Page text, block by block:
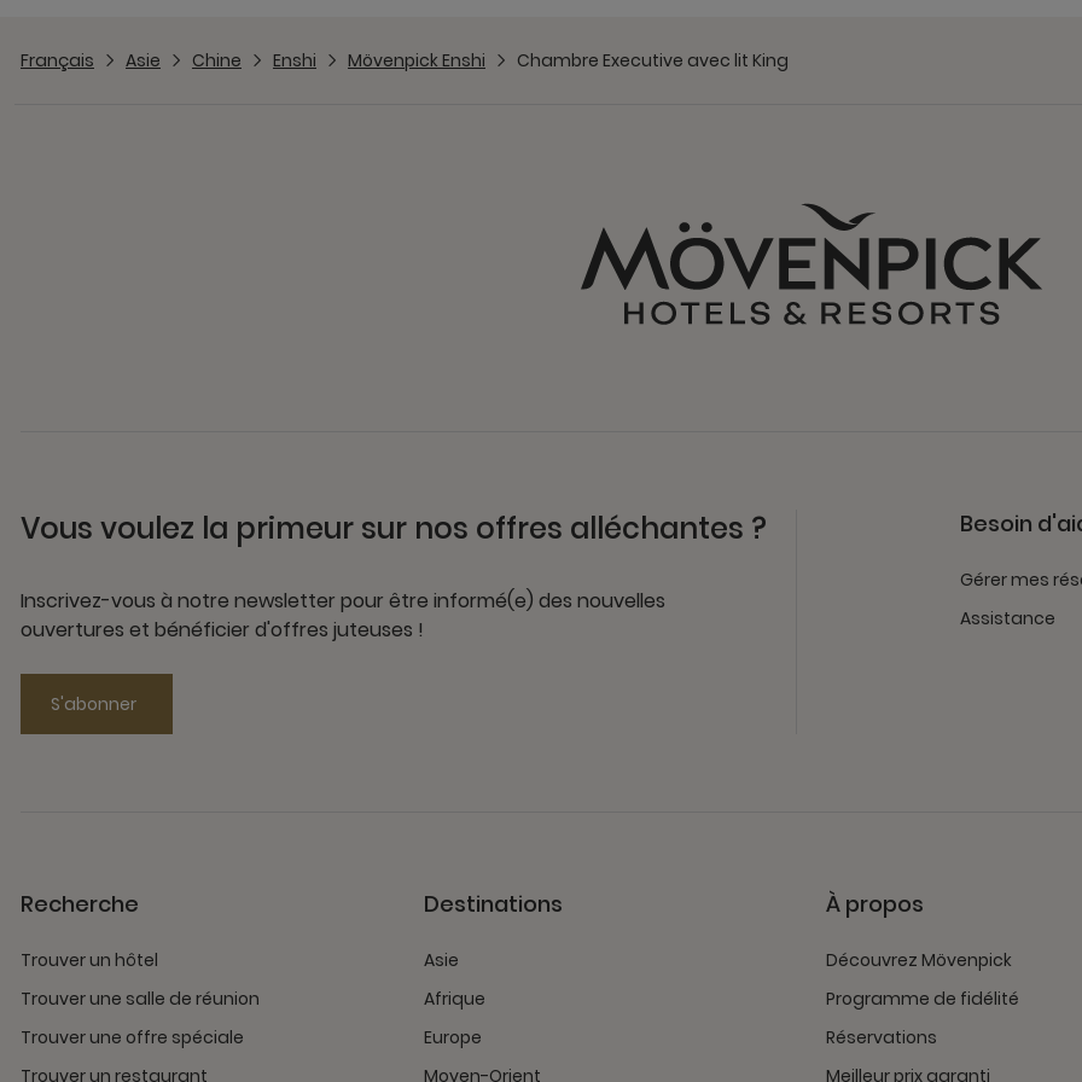
Français Asie Chine Enshi Mövenpick Enshi Chambre Executive avec lit King
Vous voulez la primeur sur nos offres alléchantes ?
Inscrivez-vous à notre newsletter pour être informé(e) des nouvelles
ouvertures et bénéficier d'offres juteuses !
S'abonner
Besoin
Gérer mes
Assistance
Recherche
Trouver un hôtel
Trouver une salle de réunion
Trouver une offre spéciale
Trouver un restaurant
Destinations
Asie
Afrique
Europe
Moyen-Orient
À propos
Découvrez Mövenpick
Programme de fidélité
Réservations
Meilleur prix garanti